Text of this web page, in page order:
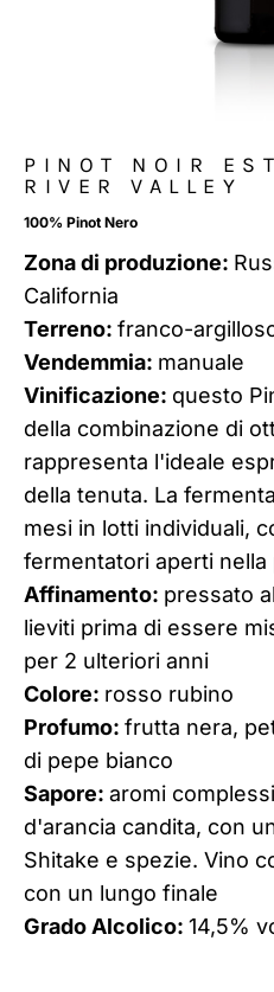
PINOT NOIR
RIVER VALLEY
100% Pinot Nero
Zona di produzione:
California
Terreno: franco-
Vendemmia: manuale
Vinificazione: questo
della combinazione di
rappresenta l'ideale
della tenuta. La
mesi in lotti individuali,
fermentatori aperti
Affinamento: pressato
lieviti prima di essere
per 2 ulteriori anni
Colore: rosso rubino
Profumo: frutta nera,
di pepe bianco
Sapore: aromi
d'arancia candita, con
Shitake e spezie. Vino
con un lungo finale
Grado Alcolico: 14,5%